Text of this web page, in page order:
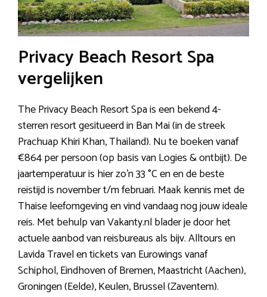
Privacy Beach Resort Spa
vergelijken
The Privacy Beach Resort Spa is een bekend 4-
sterren resort gesitueerd in Ban Mai (in de streek
Prachuap Khiri Khan, Thailand). Nu te boeken vanaf
€864 per persoon (op basis van Logies & ontbijt). De
jaartemperatuur is hier zo’n 33 °C en en de beste
reistijd is november t/m februari. Maak kennis met de
Thaise leefomgeving en vind vandaag nog jouw ideale
reis. Met behulp van Vakanty.nl blader je door het
actuele aanbod van reisbureaus als bijv. Alltours en
Lavida Travel en tickets van Eurowings vanaf
Schiphol, Eindhoven of Bremen, Maastricht (Aachen),
Groningen (Eelde), Keulen, Brussel (Zaventem).